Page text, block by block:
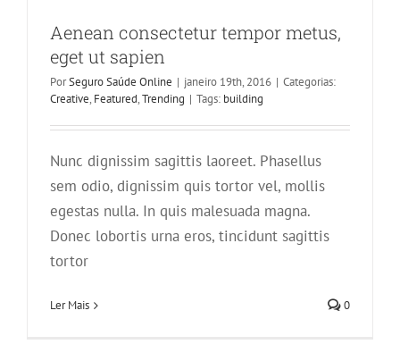
Aenean consectetur tempor metus,
eget ut sapien
PorSeguro Saúde Online | janeiro 19th, 2016 | Categorias:
Creative, Featured,Trending | Tags: building
Nunc dignissim sagittis laoreet. Phasellus
sem odio, dignissim quis tortor vel, mollis
egestas nulla. In quis malesuada magna.
Donec lobortis urna eros, tincidunt sagittis
tortor
Ler Mais 0
Phasellus gravida risus eget
News Web Design